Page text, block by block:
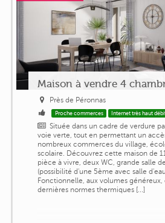
Maison à vendre 4
Près de Péronnas
Proche commerces Internet très haut
Située dans un cadre de verdure
voie verte, tout en permettant un
nombreux commerces du village,
scolaire. Découvrez cette maison de
pièce à vivre, deux WC, grande salle
(possibilité d'une 5ème avec salle
Fonctionnelle, aux volumes
dernières normes thermiques [...]